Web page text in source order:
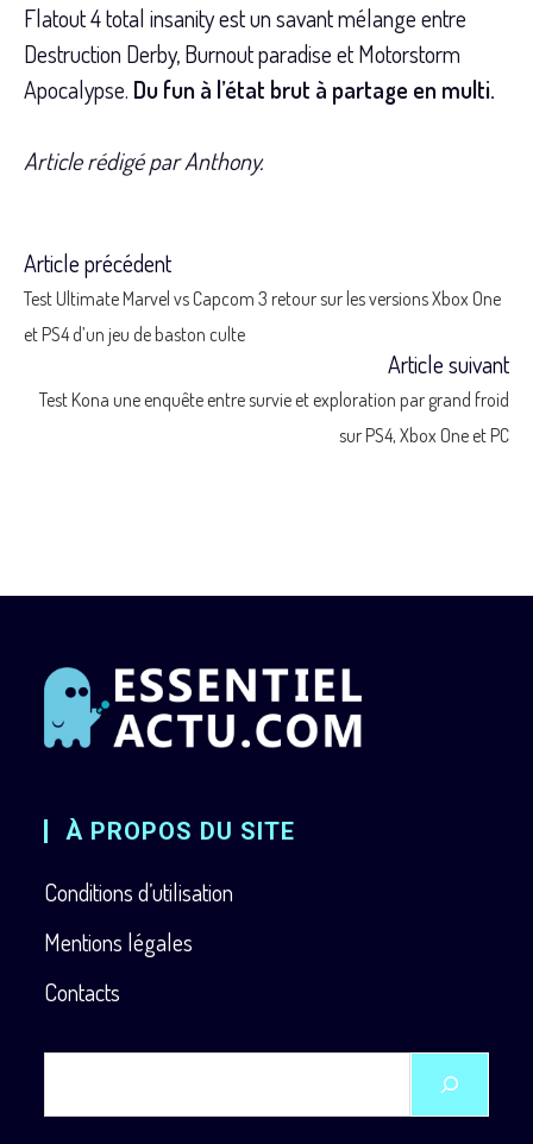
Flatout 4 total insanity est un savant mélange entre
Destruction Derby, Burnout paradise et Motorstorm
Apocalypse. Du fun à l’état brut à partage en multi.
Article rédigé par Anthony.
Read
Article précédent
Test Ultimate Marvel vs Capcom 3 retour sur les versions Xbox One
et PS4 d’un jeu de baston culte
Article suivant
Test Kona une enquête entre survie et exploration par grand froid
sur PS4, Xbox One et PC
À PROPOS DU SITE
Conditions d’utilisation
Mentions légales
Contacts